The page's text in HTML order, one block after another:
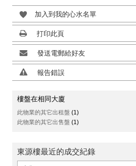
加入到我的心水名單
打印此頁
發送電郵給好友
報告錯誤
樓盤在相同大廈
此物業的其它出租盤 (1)
此物業的其它出售盤 (1)
東源樓最近的成交紀錄